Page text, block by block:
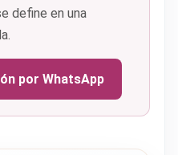
define en una
por WhatsApp